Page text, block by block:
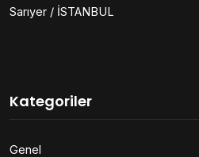
Sarıyer / İSTANBUL
Kategoriler
Genel